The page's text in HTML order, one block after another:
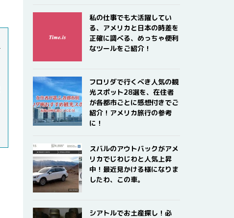
私の仕事でも大活躍してい
る、アメリカと日本の時差を
正確に調べる、めっちゃ便利
なツールをご紹介！
フロリダで行くべき人気の観
光スポット28選を、在住者
が各都市ごとに感想付きでご
紹介！アメリカ旅行の参考
に！
スバルのアウトバックがアメ
リカでじわじわと人気上昇
中！最近見かける様になりま
したわ、この車。
シアトルでお土産探し！必